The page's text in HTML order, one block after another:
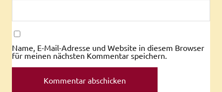
Name, E-Mail-Adresse und Website in diesem Browser
für meinen nächsten Kommentar speichern.